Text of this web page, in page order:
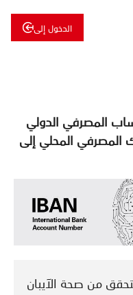
الدخول إلى
المصرفي الدولي
المحلي إلى
من صحة الآيبان